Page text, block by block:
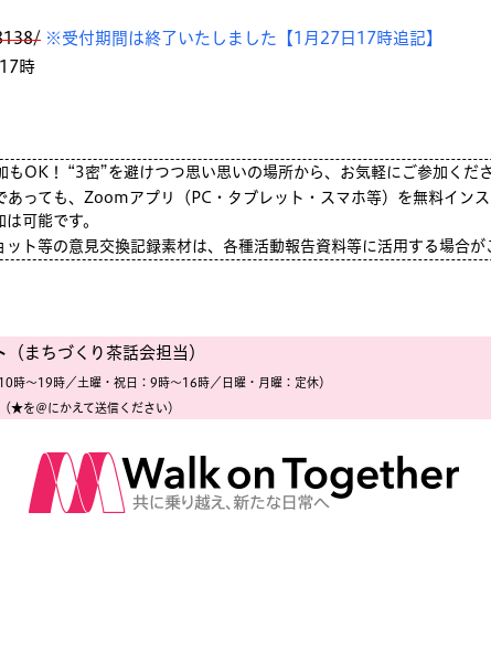
※受付期間は終了いたしました【1月27日17時追記】
時
もOK！ “3密”を避けつつ思い思いの場所から、お気軽にご参加くだ
っても、Zoomアプリ（PC・タブレット・スマホ等）を無料イン
可能です。
ト等の意見交換記録素材は、各種活動報告資料等に活用する場合
（まちづくり茶話会担当）
時〜19時／土曜・祝日：9時〜16時／日曜・月曜：定休）
（★を＠にかえて送信ください）